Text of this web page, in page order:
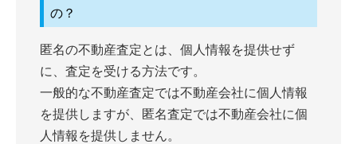
の？
匿名の不動産査定とは、個人情報を提供せず
に、査定を受ける方法です。
一般的な不動産査定では不動産会社に個人情報
を提供しますが、匿名査定では不動産会社に個
人情報を提供しません。